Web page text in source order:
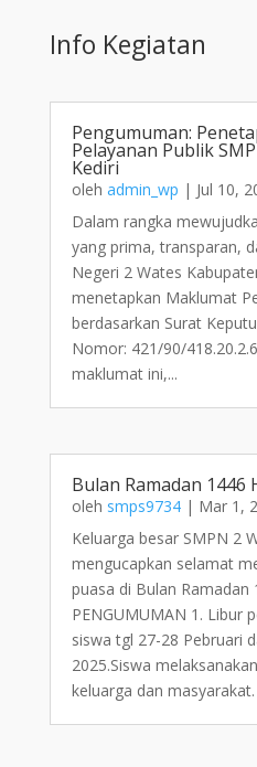
Info Kegiatan
Pengumuman:
Pelayanan Publik
Kediri
oleh admin_wp | Jul 10,
Dalam rangka
yang prima, transparan,
Negeri 2 Wates
menetapkan Maklumat
berdasarkan Surat
Nomor: 421/90/
maklumat ini,...
Bulan Ramadan 1446
oleh smps9734| Mar 1,
Keluarga besar SMPN 2
mengucapkan selamat
puasa di Bulan Ramadan
PENGUMUMAN 1. Libur
siswa tgl 27-28 Pebruari
2025.Siswa
keluarga dan masyarakat.